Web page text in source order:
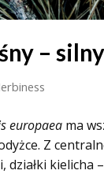
–
europaea ma
Z
działki